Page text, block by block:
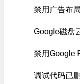
禁用广告布
Google磁盘
禁用Google
调试代码已删